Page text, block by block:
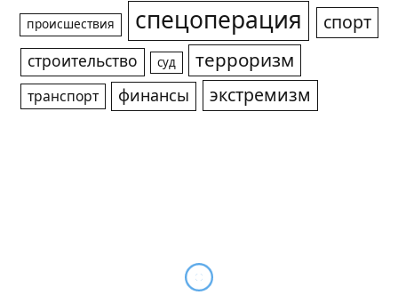
происшествия спецоперация спорт
строительство суд терроризм
транспорт финансы экстремизм